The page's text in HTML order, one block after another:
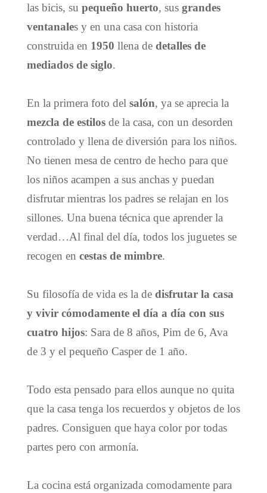
las bicis, su pequeño huerto, sus grandes
ventanales y en una casa con historia
construida en 1950 llena de detalles de
mediados de siglo.
En la primera foto del salón, ya se aprecia la
mezcla de estilosde la casa, con un desorden
controlado y llena de diversión para los niños.
No tienen mesa de centro de hecho para que
los niños acampen a sus anchas y puedan
disfrutar mientras los padres se relajan en los
sillones. Una buena técnica que aprender la
verdad…Al final del día, todos los juguetes se
recogen en cestas de mimbre.
Su filosofía de vida es la de disfrutar la casa
y vivir cómodamente el día a día con sus
cuatro hijos: Sara de 8 años, Pim de 6, Ava
de 3 y el pequeño Casper de 1 año.
Todo esta pensado para ellos aunque no quita
que la casa tenga los recuerdos y objetos de los
padres. Consiguen que haya color por todas
partes pero con armonía.
La cocina está organizada comodamente para